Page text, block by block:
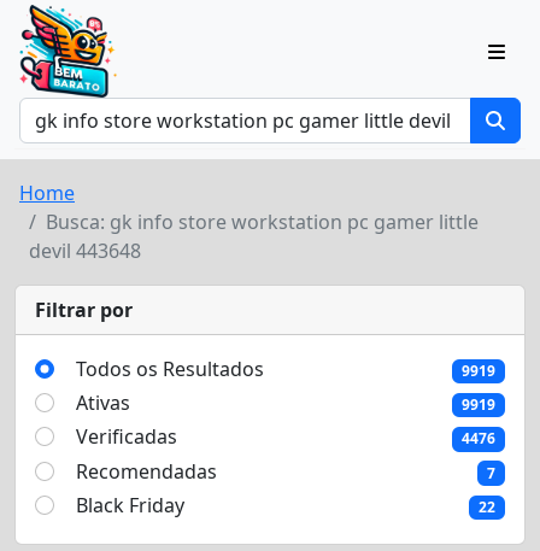
Home
Busca: gk info store workstation pc gamer little
devil 443648
Filtrar por
Todos os Resultados 9919
Ativas 9919
Verificadas 4476
Recomendadas 7
Black Friday 22